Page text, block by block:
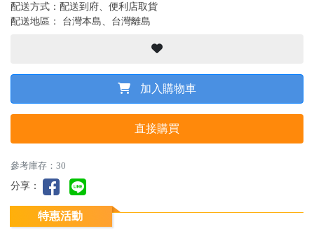
配送方式：配送到府、便利店取貨
配送地區： 台灣本島、台灣離島
加入購物車
直接購買
參考庫存：30
分享：
特惠活動